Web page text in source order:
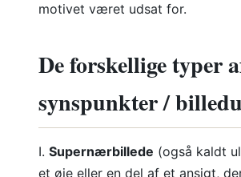
motivet været udsat for.
De forskellige typer
synspunkter /
I. Supernærbillede (også kaldt
et øje eller en del af et ansigt,